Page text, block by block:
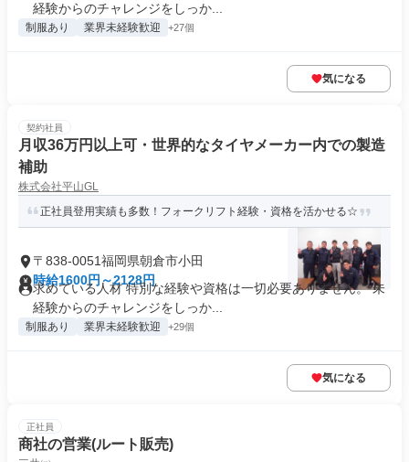
経験からのチャレンジをしっか...
制服あり 業界未経験歓迎 +27個
気になる
契約社員
月収36万円以上可・世界的なタイヤメーカー内での製造
補助
株式会社平山GL
正社員登用実績も多数！フォークリフト経験・資格を活かせる☆
〒838-0051福岡県朝倉市小田
時給1600円～2128円
求めている人材 特別な経験や資格は一切必要ありません。 未
経験からのチャレンジをしっか...
制服あり 業界未経験歓迎 +29個
気になる
正社員
商社の営業(ルート販売)